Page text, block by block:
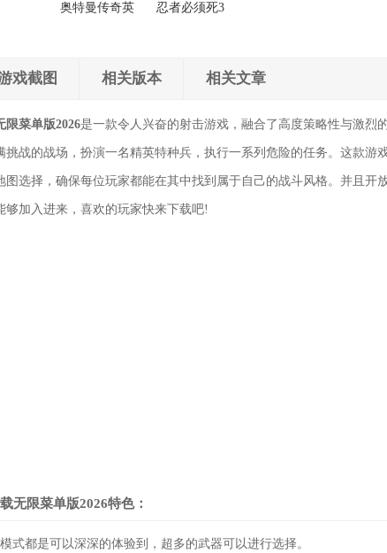
奥特曼传奇英
忍者必须死3
戏截图 相关版本 相关文章
限菜单版2026是一款令人兴奋的射击游戏，融合了高度策略性与激烈
挑战的战场，扮演一名精英特种兵，执行一系列危险的任务。这款游
图选择，确保每位玩家都能在其中找到属于自己的战斗风格。并且开
够加入进来，喜欢的玩家快来下载吧!
无限菜单版2026特色：
式都是可以深深的体验到，超多的武器可以进行选择。